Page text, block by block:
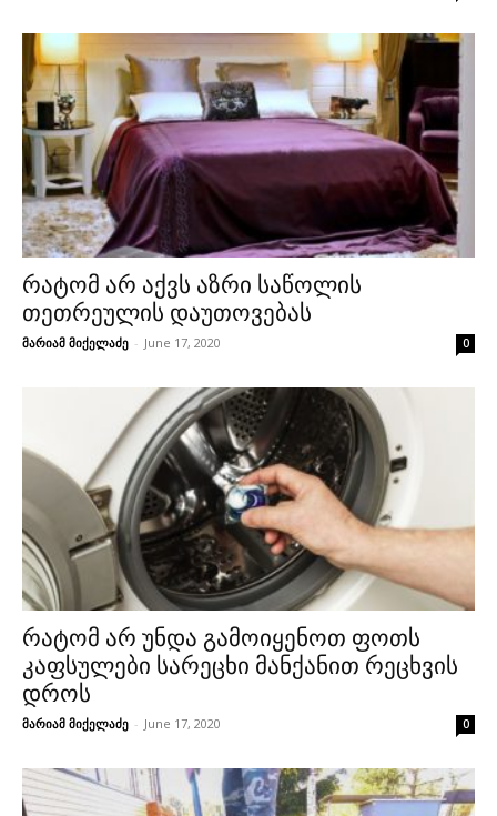
რატომ არ აქვს აზრი საწოლის
თეთრეულის დაუთოვებას
მარიამ მიქელაძე - June 17, 2020 0
რატომ არ უნდა გამოიყენოთ ფოთს
კაფსულები სარეცხი მანქანით რეცხვის
დროს
მარიამ მიქელაძე - June 17, 2020 0